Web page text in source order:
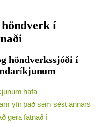
í
höndverkssjóði í
hafa
yfir það sem sést annars
gera fatnað í